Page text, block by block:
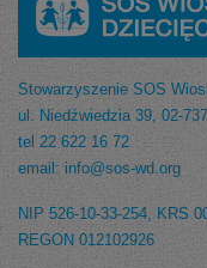
Stowarzyszenie SOS
ul. Niedźwiedzia 39, 02-
tel 22 622 16 72
email: info@sos-wd.org
NIP 526-10-33-254, KRS
REGON 012102926